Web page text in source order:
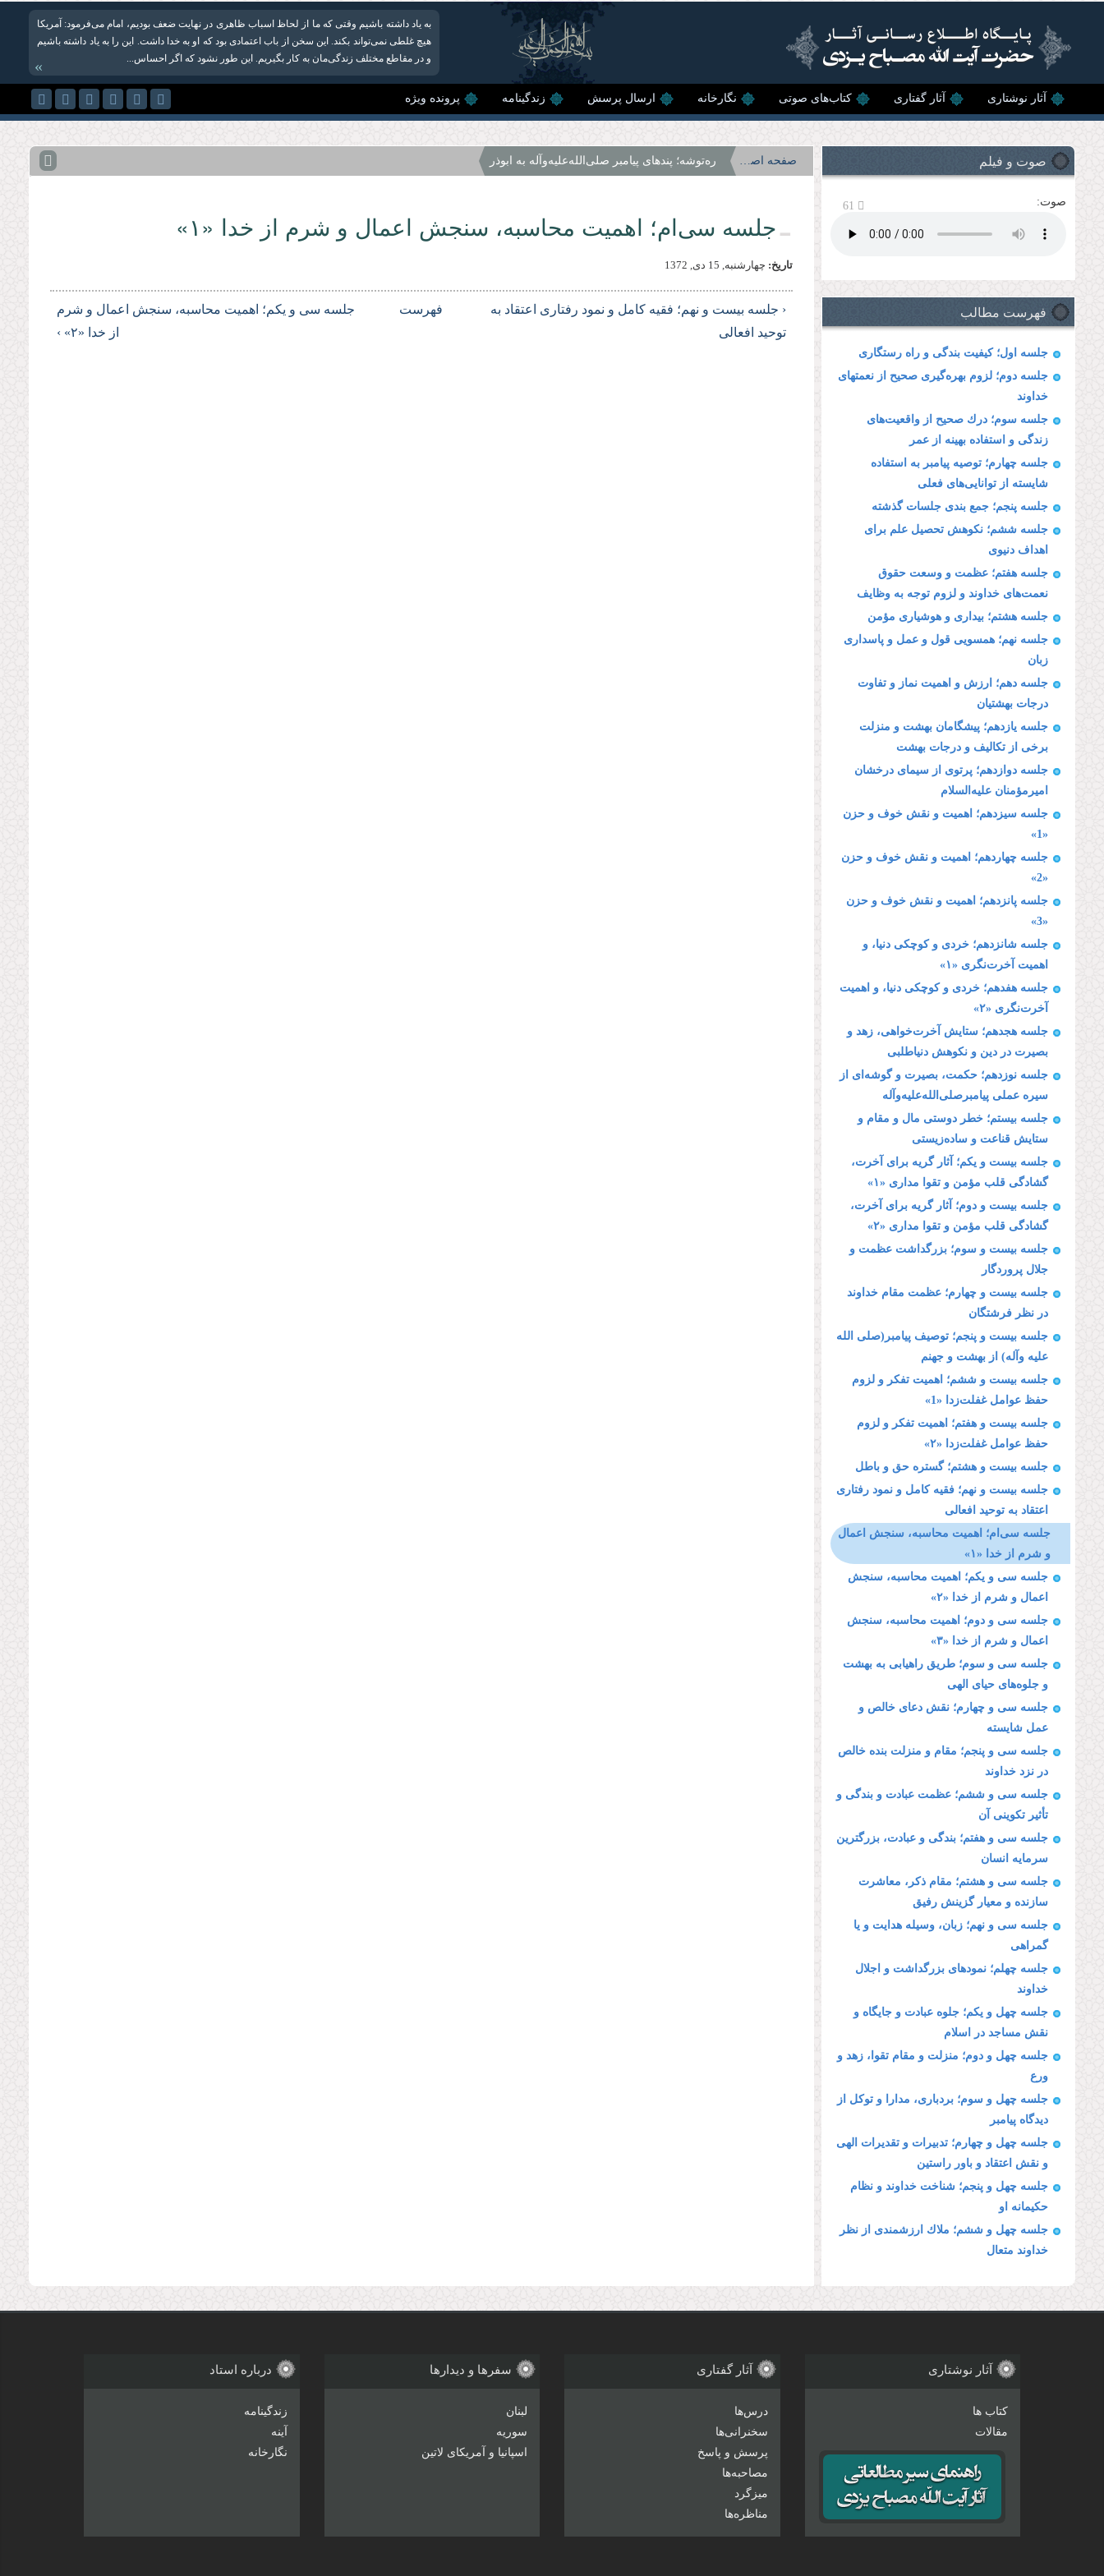
به یاد داشته باشیم وقتی که ما از لحاظ اسباب ظاهری در نهایت ضعف بودیم، امام می‌فرمود: آمریکا
هیچ غلطی نمی‌تواند بکند. این سخن از باب اعتمادی بود که او به خدا داشت. این را به یاد داشته باشیم
و در مقاطع مختلف زندگی‌‌مان به کار بگیریم. این طور نشود که اگر احساس...
»
آثار نوشتاری آثار گفتاری کتاب‌های صوتی نگارخانه ارسال پرسش زندگینامه پرونده ویژه
صوت و فیلم
صوت:
فهرست مطالب
جلسه اول؛ كیفیت بندگى و راه رستگارى
جلسه دوم؛ لزوم بهره‌گیرى صحیح از نعمتهاى
خداوند
جلسه سوم؛ درك صحیح از واقعیت‌هاى
زندگى و استفاده بهینه از عمر
جلسه چهارم؛ توصیه پیامبر به استفاده
شایسته از توانایى‌هاى فعلى
جلسه پنجم؛ جمع بندی جلسات گذشته
جلسه ششم؛ نكوهش تحصیل علم براى
اهداف دنیوى
جلسه هفتم؛ عظمت و وسعت حقوق
نعمت‌هاى خداوند و لزوم توجه به وظایف
جلسه هشتم؛ بیدارى و هوشیارى مؤمن
جلسه نهم؛ همسویى قول و عمل و پاسدارى
زبان
جلسه دهم؛ ارزش و اهمیت نماز و تفاوت
درجات بهشتیان
جلسه یازدهم؛ پیشگامان بهشت و منزلت
برخى از تكالیف و درجات بهشت
جلسه دوازدهم؛ پرتوی از سیمای درخشان
امیرمؤمنان علیه‌السلام
جلسه سیزدهم؛ اهمیت و نقش خوف و حزن
«1»
جلسه چهاردهم؛ اهمیت و نقش خوف و حزن
«2»
جلسه پانزدهم؛ اهمیت و نقش خوف و حزن
«3»
جلسه شانزدهم؛ خردى و كوچكى دنیا، و
اهمیت آخرت‌نگرى «۱»
جلسه هفدهم؛ خردى و كوچكى دنیا، و اهمیت
آخرت‌نگرى «۲»
جلسه هجدهم؛ ستایش آخرت‌خواهى، زهد و
بصیرت در دین و نكوهش دنیاطلبى
جلسه نوزدهم؛ حكمت، بصیرت و گوشه‌اى از
سیره عملى پیامبرصلی‌الله‌علیه‌وآله
جلسه بیستم؛ خطر دوستى مال و مقام و
ستایش قناعت و ساده‌زیستى
جلسه بیست و یکم؛ آثار گریه براى آخرت،
گشادگى قلب مؤمن و تقوا مدارى «۱»
جلسه بیست و دوم؛ آثار گریه براى آخرت،
گشادگى قلب مؤمن و تقوا مدارى «۲»
جلسه بیست و سوم؛ بزرگداشت عظمت و
جلال پروردگار
جلسه بیست و چهارم؛ عظمت مقام خداوند
در نظر فرشتگان
جلسه بیست و پنجم؛ توصیف پیامبر(صلى الله
علیه وآله) از بهشت و جهنم
جلسه بیست و ششم؛ اهمیت تفكر و لزوم
حفظ عوامل غفلت‌زدا «1»
جلسه بیست و هفتم؛ اهمیت تفكر و لزوم
حفظ عوامل غفلت‌زدا «۲»
جلسه بیست و هشتم؛ گستره حق و باطل
جلسه بیست و نهم؛ فقیه كامل و نمود رفتارى
اعتقاد به توحید افعالى
جلسه سی‌ام؛ اهمیت محاسبه، سنجش اعمال
و شرم از خدا «۱»
جلسه سی و یکم؛ اهمیت محاسبه، سنجش
اعمال و شرم از خدا «۲»
جلسه سی و دوم؛ اهمیت محاسبه، سنجش
اعمال و شرم از خدا «۳»
جلسه سی‌ و سوم؛ طریق راهیابى به بهشت
و جلوه‌هاى حیاى الهى
جلسه سی و چهارم؛ نقش دعاى خالص و
عمل شایسته
جلسه سی و پنجم؛ مقام و منزلت بنده خالص
در نزد خداوند
جلسه سی و ششم؛ عظمت عبادت و بندگى و
تأثیر تكوینى آن
جلسه سی و هفتم؛ بندگى و عبادت، بزرگترین
سرمایه انسان
جلسه سی و هشتم؛ مقام ذكر، معاشرت
سازنده و معیار گزینش رفیق
جلسه سی و نهم؛ زبان، وسیله هدایت و یا
گمراهى
جلسه چهلم؛ نمودهاى بزرگداشت و اجلال
خداوند
جلسه چهل و یکم؛ جلوه عبادت و جایگاه و
نقش مساجد در اسلام
جلسه چهل و دوم؛ منزلت و مقام تقوا، زهد و
ورع
جلسه چهل و سوم؛ بردبارى، مدارا و توكل از
دیدگاه پیامبر
جلسه چهل و چهارم؛ تدبیرات و تقدیرات الهى
و نقش اعتقاد و باور راستین
جلسه چهل و پنجم؛ شناخت خداوند و نظام
حكیمانه او
جلسه چهل و ششم؛ ملاك ارزشمندى از نظر
خداوند متعال
صفحه اصلی ره‌توشه؛ پندهای پیامبر صلى‌الله‌علیه‌وآله به ابوذر
جلسه سی‌ام؛ اهمیت محاسبه، سنجش اعمال و شرم از خدا «۱»
تاریخ: چهارشنبه, 15 دى, 1372
‹ جلسه بیست و نهم؛ فقیه كامل و نمود رفتارى اعتقاد به
توحید افعالى
فهرست
جلسه سی و یکم؛ اهمیت محاسبه، سنجش اعمال و شرم
از خدا «۲» ›
آثار نوشتاری
کتاب ها
مقالات
آثار گفتاری
درس‌ها
سخنرانی‌ها
پرسش و پاسخ
مصاحبه‌ها
میزگرد
مناظره‌ها
سفرها و دیدارها
لبنان
سوریه
اسپانیا و آمریکای لاتین
درباره استاد
زندگینامه
آینه
نگارخانه